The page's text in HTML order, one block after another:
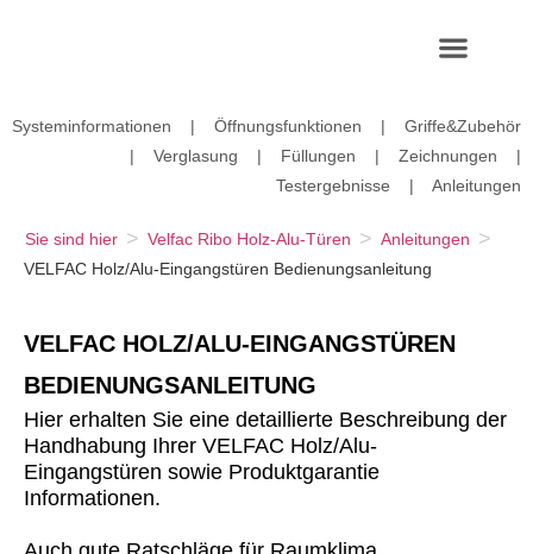
Systeminformationen | Öffnungsfunktionen | Griffe&Zubehör
| Verglasung | Füllungen | Zeichnungen |
Testergebnisse | Anleitungen
Sie sind hier > Velfac Ribo Holz-Alu-Türen > Anleitungen >
VELFAC Holz/Alu-Eingangstüren Bedienungsanleitung
VELFAC HOLZ/ALU-EINGANGSTÜREN
BEDIENUNGSANLEITUNG
Hier erhalten Sie eine detaillierte Beschreibung der
Handhabung Ihrer VELFAC Holz/Alu-
Eingangstüren sowie Produktgarantie
Informationen.